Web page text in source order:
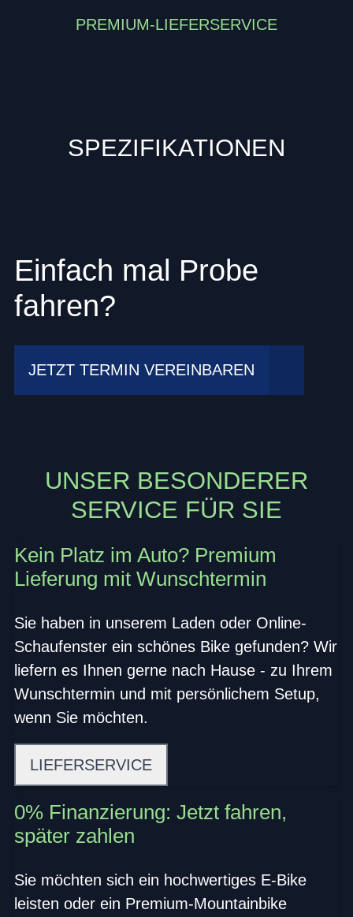
PREMIUM-LIEFERSERVICE
SPEZIFIKATIONEN
Einfach mal Probe
fahren?
JETZT TERMIN VEREINBAREN
UNSER BESONDERER
SERVICE FÜR SIE
Kein Platz im Auto? Premium
Lieferung mit Wunschtermin
Sie haben in unserem Laden oder Online-
Schaufenster ein schönes Bike gefunden? Wir
liefern es Ihnen gerne nach Hause - zu Ihrem
Wunschtermin und mit persönlichem Setup,
wenn Sie möchten.
LIEFERSERVICE
0% Finanzierung: Jetzt fahren,
später zahlen
Sie möchten sich ein hochwertiges E-Bike
leisten oder ein Premium-Mountainbike